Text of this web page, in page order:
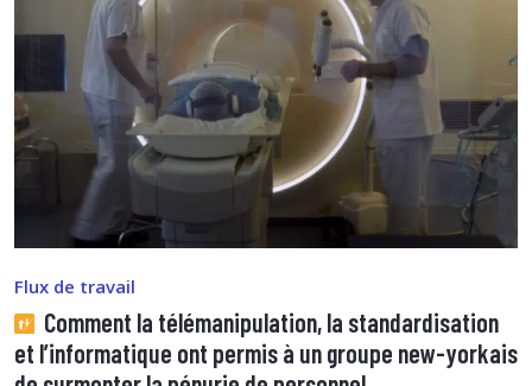
Flux de travail
Comment la télémanipulation, la standardisation
et l’informatique ont permis à un groupe new-yorkais